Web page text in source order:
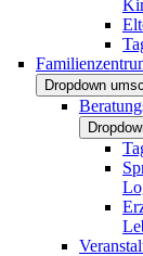
Dropdown